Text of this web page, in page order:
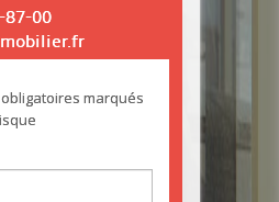
00
marqués